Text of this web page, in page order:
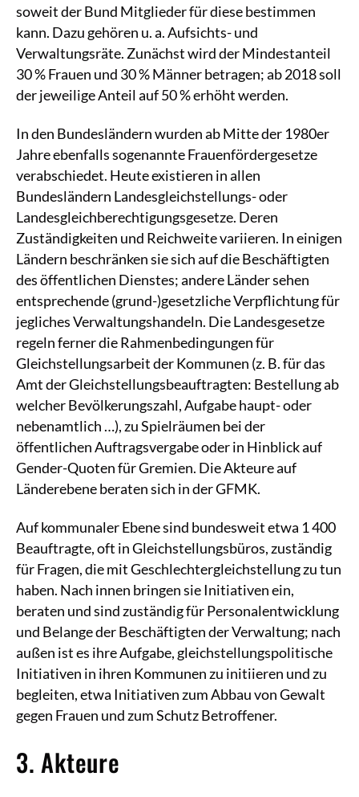
soweit der Bund Mitglieder für diese bestimmen
kann. Dazu gehören u. a. Aufsichts- und
Verwaltungsräte. Zunächst wird der Mindestanteil
30 % Frauen und 30 % Männer betragen; ab 2018 soll
der jeweilige Anteil auf 50 % erhöht werden.
In den Bundesländern wurden ab Mitte der 1980er
Jahre ebenfalls sogenannte Frauenfördergesetze
verabschiedet. Heute existieren in allen
Bundesländern Landesgleichstellungs- oder
Landesgleichberechtigungsgesetze. Deren
Zuständigkeiten und Reichweite variieren. In einigen
Ländern beschränken sie sich auf die Beschäftigten
des öffentlichen Dienstes; andere Länder sehen
entsprechende (grund-)gesetzliche Verpflichtung für
jegliches Verwaltungshandeln. Die Landesgesetze
regeln ferner die Rahmenbedingungen für
Gleichstellungsarbeit der Kommunen (z. B. für das
Amt der Gleichstellungsbeauftragten: Bestellung ab
welcher Bevölkerungszahl, Aufgabe haupt- oder
nebenamtlich …), zu Spielräumen bei der
öffentlichen Auftragsvergabe oder in Hinblick auf
Gender-Quoten für Gremien. Die Akteure auf
Länderebene beraten sich in der GFMK.
Auf kommunaler Ebene sind bundesweit etwa 1 400
Beauftragte, oft in Gleichstellungsbüros, zuständig
für Fragen, die mit Geschlechtergleichstellung zu tun
haben. Nach innen bringen sie Initiativen ein,
beraten und sind zuständig für Personalentwicklung
und Belange der Beschäftigten der Verwaltung; nach
außen ist es ihre Aufgabe, gleichstellungspolitische
Initiativen in ihren Kommunen zu initiieren und zu
begleiten, etwa Initiativen zum Abbau von Gewalt
gegen Frauen und zum Schutz Betroffener.
3. Akteure